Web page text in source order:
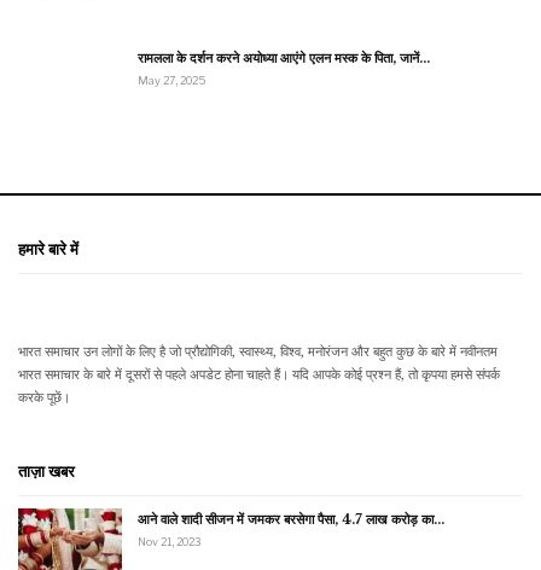
रामलला के दर्शन करने अयोध्या आएंगे एलन मस्क के पिता, जानें…
May 27, 2025
हमारे बारे में
भारत समाचार उन लोगों के लिए है जो प्रौद्योगिकी, स्वास्थ्य, विश्व, मनोरंजन और बहुत कुछ के बारे में नवीनतम
भारत समाचार के बारे में दूसरों से पहले अपडेट होना चाहते हैं। यदि आपके कोई प्रश्न हैं, तो कृपया हमसे संपर्क
करके पूछें।
ताज़ा खबर
आने वाले शादी सीजन में जमकर बरसेगा पैसा, 4.7 लाख करोड़ का…
Nov 21, 2023